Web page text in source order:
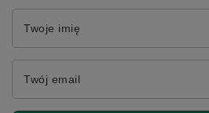
Twoje imię
Twój email